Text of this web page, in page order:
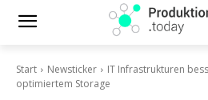
Start Newsticker
IT Infrastrukturen
optimiertem Storage